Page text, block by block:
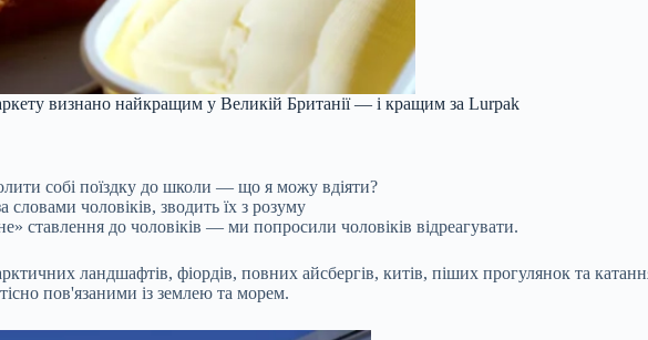
визнано найкращим у Великій Британії — і кращим за Lurpak
собі поїздку до школи — що я можу вдіяти?
словами чоловіків, зводить їх з розуму
ставлення до чоловіків — ми попросили чоловіків відреагувати.
ландшафтів, фіордів, повних айсбергів, китів, піших прогулянок та
пов'язаними із землею та морем.